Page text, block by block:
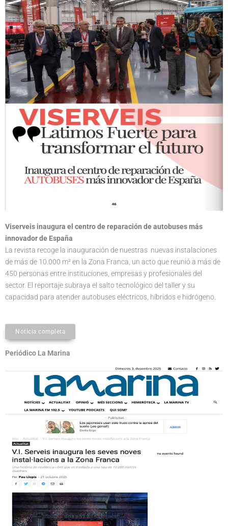
Viserveis inaugura el centro de reparación de autobuses más
innovador de España
La revista recoge la inauguración de nuestras nuevas instalaciones
de más de 10.000 m² en la Zona Franca, un acto que reunió a más de
450 personas entre instituciones, empresas y profesionales del
sector. El reportaje subraya el salto tecnológico del taller y su
capacidad para atender autobuses eléctricos, híbridos e hidrógeno.
Noticia completa
Periódico La Marina